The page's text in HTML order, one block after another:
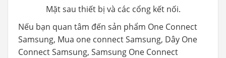
Mặt sau thiết bị và các cổng kết nối.
Nếu bạn quan tâm đến sản phẩm One Connect
Samsung, Mua one connect Samsung, Dây One
Connect Samsung, Samsung One Connect